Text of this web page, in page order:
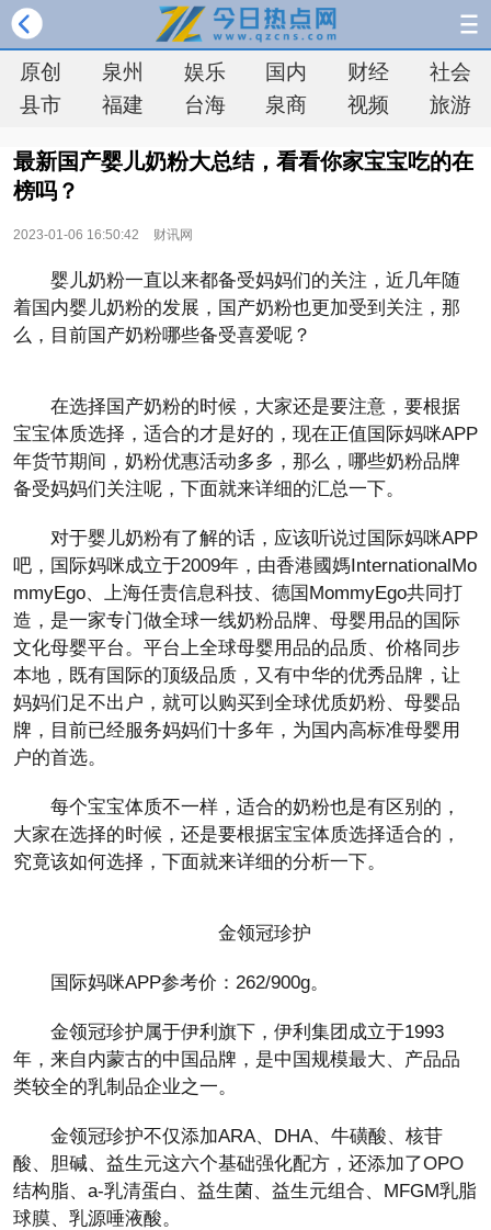
原创 泉州 娱乐 国内 财经
社会
县市
福建 台海 泉商 视频 旅游
最新国产婴儿奶粉大总结，看看你家宝宝吃的在
榜吗？
2023-01-06 16:50:42 财讯网
婴儿奶粉一直以来都备受妈妈们的关注，近几年随
着国内婴儿奶粉的发展，国产奶粉也更加受到关注，那
么，目前国产奶粉哪些备受喜爱呢？
在选择国产奶粉的时候，大家还是要注意，要根据
宝宝体质选择，适合的才是好的，现在正值国际妈咪APP
年货节期间，奶粉优惠活动多多，那么，哪些奶粉品牌
备受妈妈们关注呢，下面就来详细的汇总一下。
对于婴儿奶粉有了解的话，应该听说过国际妈咪APP
吧，国际妈咪成立于2009年，由香港國媽InternationalMo
mmyEgo、上海任责信息科技、德国MommyEgo共同打
造，是一家专门做全球一线奶粉品牌、母婴用品的国际
文化母婴平台。平台上全球母婴用品的品质、价格同步
本地，既有国际的顶级品质，又有中华的优秀品牌，让
妈妈们足不出户，就可以购买到全球优质奶粉、母婴品
牌，目前已经服务妈妈们十多年，为国内高标准母婴用
户的首选。
每个宝宝体质不一样，适合的奶粉也是有区别的，
大家在选择的时候，还是要根据宝宝体质选择适合的，
究竟该如何选择，下面就来详细的分析一下。
金领冠珍护
国际妈咪APP参考价：262/900g。
金领冠珍护属于伊利旗下，伊利集团成立于1993
年，来自内蒙古的中国品牌，是中国规模最大、产品品
类较全的乳制品企业之一。
金领冠珍护不仅添加ARA、DHA、牛磺酸、核苷
酸、胆碱、益生元这六个基础强化配方，还添加了OPO
结构脂、a-乳清蛋白、益生菌、益生元组合、MFGM乳脂
球膜、乳源唾液酸。